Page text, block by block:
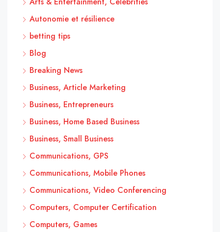
Autonomie et résilience
betting tips
Blog
Breaking News
Business, Article Marketing
Business, Entrepreneurs
Business, Home Based Business
Business, Small Business
Communications, GPS
Communications, Mobile Phones
Communications, Video Conferencing
Computers, Computer Certification
Computers, Games